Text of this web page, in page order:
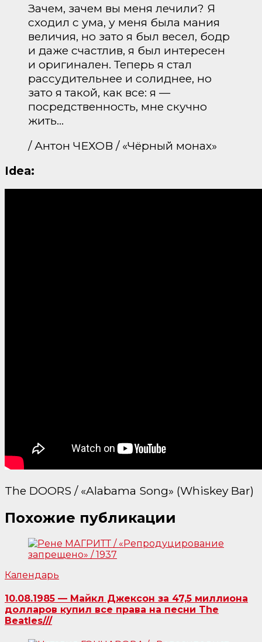
Зачем, зачем вы меня лечили? Я
сходил с ума, у меня была мания
величия, но зато я был весел, бодр
и даже счастлив, я был интересен
и оригинален. Теперь я стал
рассудительнее и солиднее, но
зато я такой, как все: я —
посредственность, мне скучно
жить…
/ Антон ЧЕХОВ / «Чёрный монах»
Idea:
The DOORS / «Alabama Song» (Whiskey Bar)
Похожие публикации
Календарь
10.08.1985 — Майкл Джексон за 47,5 миллиона
долларов купил все права на песни The
Beatles///